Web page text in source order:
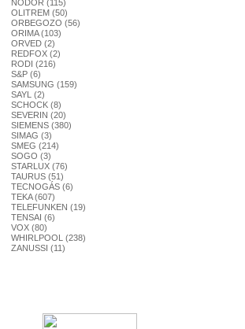
NODOR (115)
OLITREM (50)
ORBEGOZO (56)
ORIMA (103)
ORVED (2)
REDFOX (2)
RODI (216)
S&P (6)
SAMSUNG (159)
SAYL (2)
SCHOCK (8)
SEVERIN (20)
SIEMENS (380)
SIMAG (3)
SMEG (214)
SOGO (3)
STARLUX (76)
TAURUS (51)
TECNOGÁS (6)
TEKA (607)
TELEFUNKEN (19)
TENSAI (6)
VOX (80)
WHIRLPOOL (238)
ZANUSSI (11)